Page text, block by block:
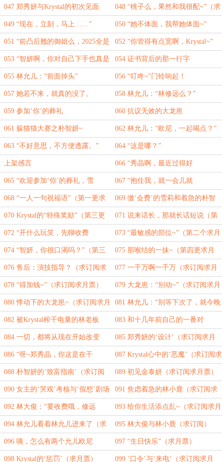
您~”
047 郑秀妍与Krystal的初次见面
（求追读求追读）
048 “桃子么，果然和我很配~”（求
追读求追读）
049 “现在，立刻，马上……” 050 “她不体面，我帮她体面~”
051 “前凸后翘的御姐么，2025全是
这款~”
052 “你管得有点宽啊，Krystal~”
053 “智妍啊，你对自己下手也真是
够狠的~”
054 证书背后的那一行字
055 林允儿：“前面掉头” 056 “叮咚~”门铃响起！
057 她若不来，就真的没了。 058 林允儿：“林修远么？”
059 参加‘你’的葬礼 060 抗议无效的大龙崽
061 躲猫猫大赛之朴智妍~ 062 林允儿：“欧尼，一起喝点？”
063 “不好意思，不方便透露。” 064 “这是哪？”
上架感言 066 “秀晶啊，最近过得好
吗？”（求首订）
065 “欢迎参加‘你’的葬礼，雪
莉”（求首订）
067 “抱住我，就一会儿就
好。”（求首订）
068 “一人一句祝福语”（第一更求
月票）
069 缴‘会费’的雪莉和着急的朴智
妍（第二更求月票）
070 Krystal的“特殊奖励”（第三更
求月票）
071 说来话长，那就长话短说（第
四更求月票）
072 “开什么玩笑，先聊收费
啊。”（第一更求月票）
073 “最敏感的部位~”（第二个求月
票）
074 “智妍，你很口渴吗？”（第三
更求月票）
075 那喉结的一抹~（第四更求月
票）
076 售后：演技指导？（求订阅求
月票）
077 一千万啊一千万（求订阅求月
票）
078 “得加钱~”（求订阅求月票） 079 大龙崽：“别动~”（求订阅求月
票）
080 悸动下的大龙崽~（求订阅求月
票）
081 林允儿：“别等下次了，就今晚
吧~”（求订阅求月票）
082 被Krystal榨干电量的林老板
（求订阅求月票）
083 和十几年前自己的一番对
话.Vlog.YoonA（5K求月票）
084 一切，都将从现在开始改变
（求订阅求月票）
085 郑秀妍的‘设计’（求订阅求月
票）
086 “呀~郑秀晶，你这是在干
嘛！”（求订阅求月票）
087 Krystal心中的‘恶魔’（求订阅求
月票）
088 朴智妍的‘致富指南’（求订阅
求月票）
089 初见金泰妍（求订阅求月票）
090 女主的‘哭戏’考核与‘假想’剧场
（5K求订阅求月票）
091 焦虑着急的林小鹿（求订阅求
月票）
092 林大俊：“要收费哦，修远
~”（求订阅求月票）
093 给你生活添点乱~（求订阅求月
票）
094 林允儿看着林允儿进来了（求
订阅求月票）
095 林大俊与林小鹿（求订阅）
096 咦，怎么有两个允儿欧尼
啊！！（求月票）
097 “生日快乐”（求月票）
098 Krystal的‘惩罚’（求月票） 099 ‘口令’与‘来电’（求订阅求月